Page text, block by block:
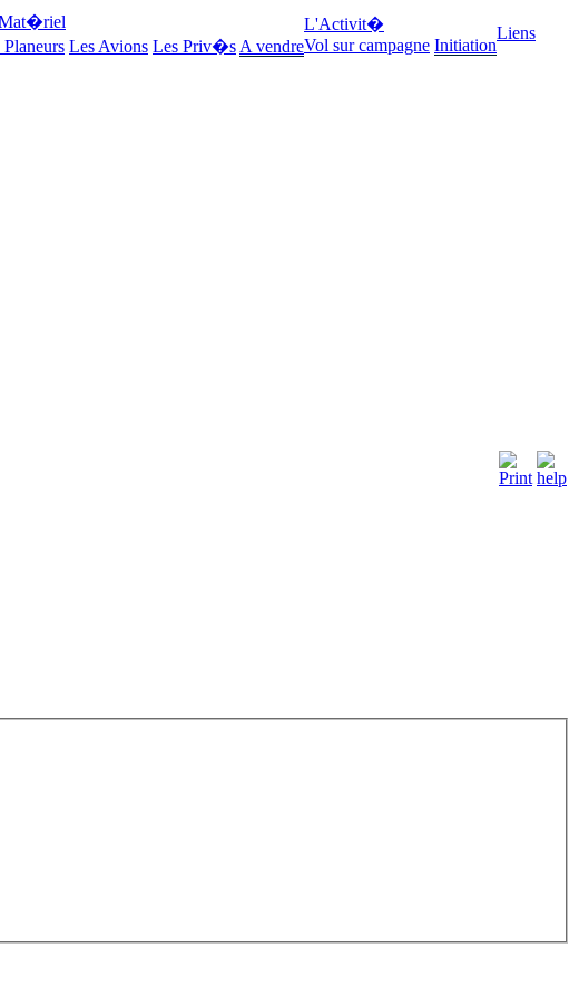
Planeurs Les Avions Les Priv�s A vendre
L'Activit�
Vol sur campagne Initiation
Liens